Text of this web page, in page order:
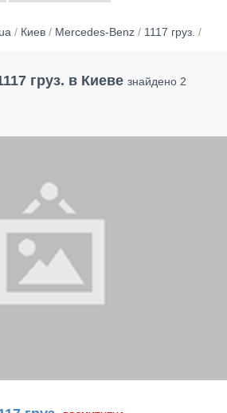
/ Киев / Mercedes-Benz / 1117 груз. /
груз. в Киеве знайдено 2